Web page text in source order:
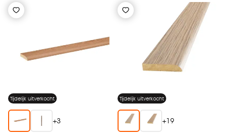
Tijdelijk uitverkocht
+3
Tijdelijk uitverkocht
+19